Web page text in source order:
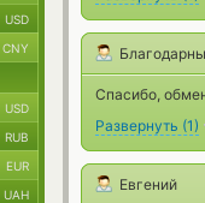
Спасибо,
Развернуть (1)
Евгений
USD
CNY
USD
RUB
EUR
UAH